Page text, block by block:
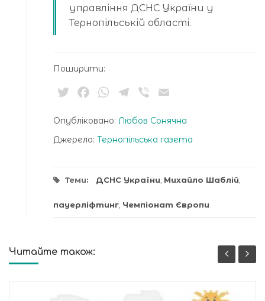
управління ДСНС України у
Тернопільській області.
Поширити:
TwitterFacebookWhatsApp
Telegram
Viber
Опубліковано: Любов Сонячна
Джерело: Тернопільська газета
Теми: ДСНС України, Михайло Шаблій,
пауерліфтинг, Чемпіонат Європи
Читайте також: